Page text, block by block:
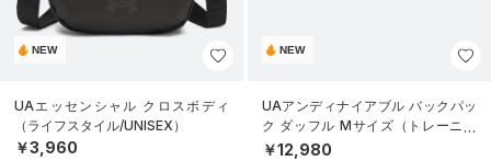
NEW
UAエッセンシャル クロスボディ
（ライフスタイル/UNISEX）
￥3,960
NEW
UAアンディナイアブル バックパッ
ク ダッフル Mサイズ（トレーニン
グ/UNISEX）
￥12,980